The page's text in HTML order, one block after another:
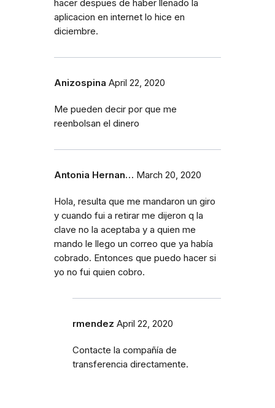
hacer despues de haber llenado la
aplicacion en internet lo hice en
diciembre.
Anizospina April 22, 2020
Me pueden decir por que me
reenbolsan el dinero
Antonia Hernan… March 20, 2020
Hola, resulta que me mandaron un giro
y cuando fui a retirar me dijeron q la
clave no la aceptaba y a quien me
mando le llego un correo que ya había
cobrado. Entonces que puedo hacer si
yo no fui quien cobro.
rmendez April 22, 2020
Contacte la compañía de
transferencia directamente.